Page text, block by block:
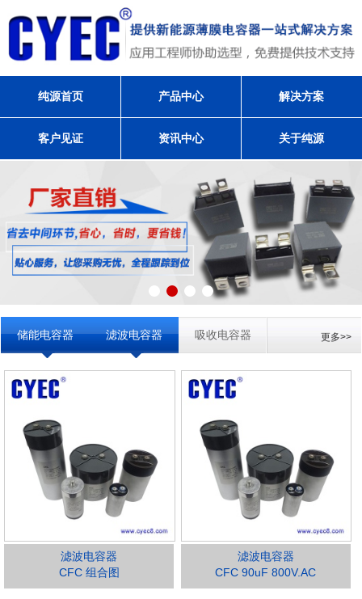
纯源首页 产品中心 解决方案
客户见证 资讯中心 关于纯源
储能电容器 滤波电容器 吸收电容器 更多>>
滤波电容器
CFC 组合图
滤波电容器
CFC 90uF 800V.AC